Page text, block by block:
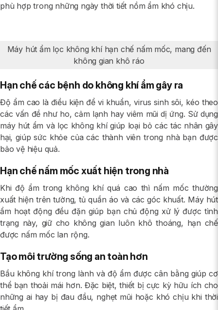
phù hợp trong những ngày thời tiết nồm ẩm khó chịu.
Máy hút ẩm lọc không khí hạn chế nấm mốc, mang đến
không gian khô ráo
Hạn chế các bệnh do không khí ẩm gây ra
Độ ẩm cao là điều kiện để vi khuẩn, virus sinh sôi, kéo theo
các vấn đề như ho, cảm lạnh hay viêm mũi dị ứng. Sử dụng
máy hút ẩm và lọc không khí giúp loại bỏ các tác nhân gây
hại, giúp sức khỏe của các thành viên trong nhà bạn được
bảo vệ hiệu quả.
Hạn chế nấm mốc xuất hiện trong nhà
Khi độ ẩm trong không khí quá cao thì nấm mốc thường
xuất hiện trên tường, tủ quần áo và các góc khuất. Máy hút
ẩm hoạt động đều đặn giúp bạn chủ động xử lý được tình
trạng này, giữ cho không gian luôn khô thoáng, hạn chế
được nấm mốc lan rộng.
Tạo môi trường sống an toàn hơn
Bầu không khí trong lành và độ ẩm được cân bằng giúp cơ
thể bạn thoải mái hơn. Đặc biệt, thiết bị cực kỳ hữu ích cho
những ai hay bị đau đầu, nghẹt mũi hoặc khó chịu khi thời